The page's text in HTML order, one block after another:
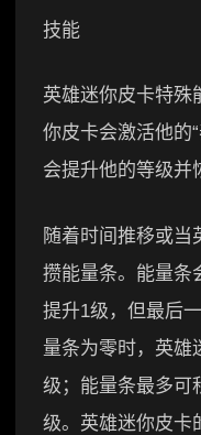
技能
英雄迷你皮卡特殊
你皮卡会激活他的
会提升他的等级并
随着时间推移或当
攒能量条。能量条
提升1级，但最后
量条为零时，英雄
级；能量条最多可
级。英雄迷你皮卡